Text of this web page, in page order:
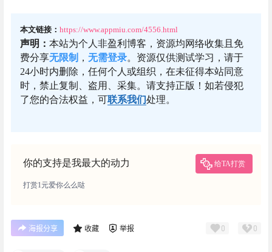
本文链接： https://www.appmiu.com/4556.html
声明： 本站为个人非盈利博客，资源均网络收集且免
费分享无限制 ， 无需登录。资源仅供测试学习，请于
24小时内删除，任何个人或组织，在未征得本站同意
时，禁止复制、盗用、采集。请支持正版！如若侵犯
了您的合法权益，可联系我们处理。
你的支持是我最大的动力 给TA打赏
打赏1元爱你么么哒
海报分享 收藏 举报 0 0